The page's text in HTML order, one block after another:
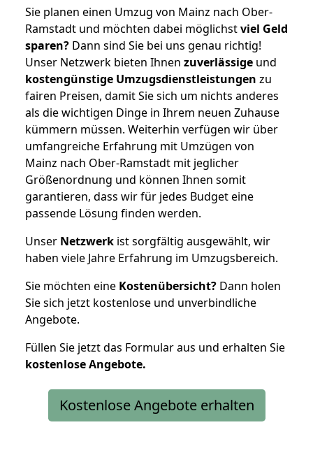
Sie planen einen Umzug von Mainz nach Ober-
Ramstadt und möchten dabei möglichstviel Geld
sparen? Dann sind Sie bei uns genau richtig!
Unser Netzwerk bieten Ihnen zuverlässige und
kostengünstige Umzugsdienstleistungen zu
fairen Preisen, damit Sie sich um nichts anderes
als die wichtigen Dinge in Ihrem neuen Zuhause
kümmern müssen. Weiterhin verfügen wir über
umfangreiche Erfahrung mit Umzügen von
Mainz nach Ober-Ramstadt mit jeglicher
Größenordnung und können Ihnen somit
garantieren, dass wir für jedes Budget eine
passende Lösung finden werden.
Unser Netzwerk ist sorgfältig ausgewählt, wir
haben viele Jahre Erfahrung im Umzugsbereich.
Sie möchten eine Kostenübersicht? Dann holen
Sie sich jetzt kostenlose und unverbindliche
Angebote.
Füllen Sie jetzt das Formular aus und erhalten Sie
kostenloseAngebote.
Kostenlose Angebote erhalten